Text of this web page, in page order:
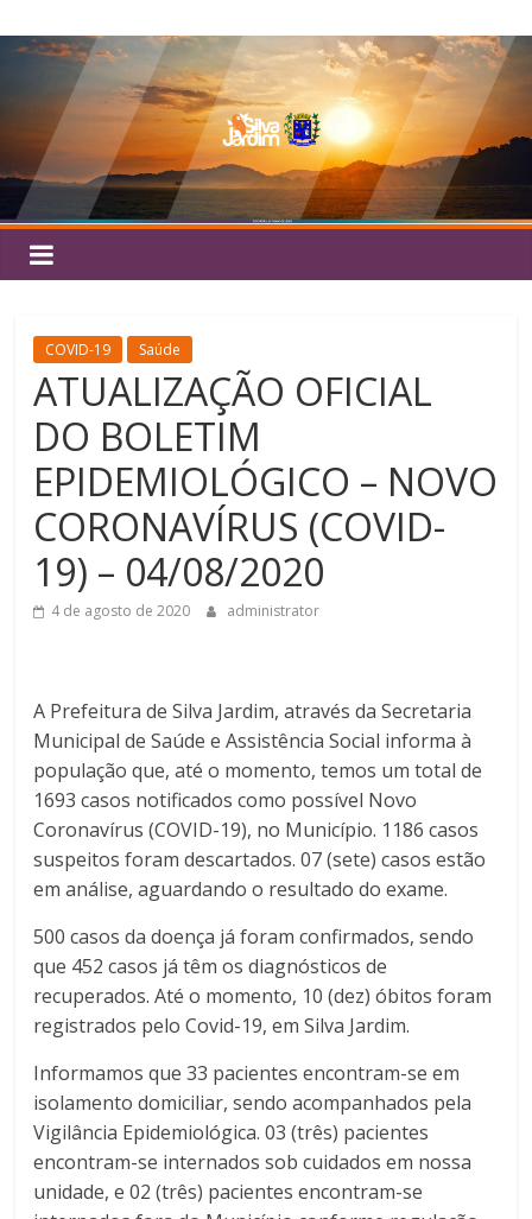
para
conteúdo
Silva
Jardim
COVID-19 Saúde
ATUALIZAÇÃO OFICIAL
DO BOLETIM
EPIDEMIOLÓGICO – NOVO
CORONAVÍRUS (COVID-
19) – 04/08/2020
4 de agosto de 2020 administrator
A Prefeitura de Silva Jardim, através da Secretaria
Municipal de Saúde e Assistência Social informa à
população que, até o momento, temos um total de
1693 casos notificados como possível Novo
Coronavírus (COVID-19), no Município. 1186 casos
suspeitos foram descartados. 07 (sete) casos estão
em análise, aguardando o resultado do exame.
500 casos da doença já foram confirmados, sendo
que 452 casos já têm os diagnósticos de
recuperados. Até o momento, 10 (dez) óbitos foram
registrados pelo Covid-19, em Silva Jardim.
Informamos que 33 pacientes encontram-se em
isolamento domiciliar, sendo acompanhados pela
Vigilância Epidemiológica. 03 (três) pacientes
encontram-se internados sob cuidados em nossa
unidade, e 02 (três) pacientes encontram-se